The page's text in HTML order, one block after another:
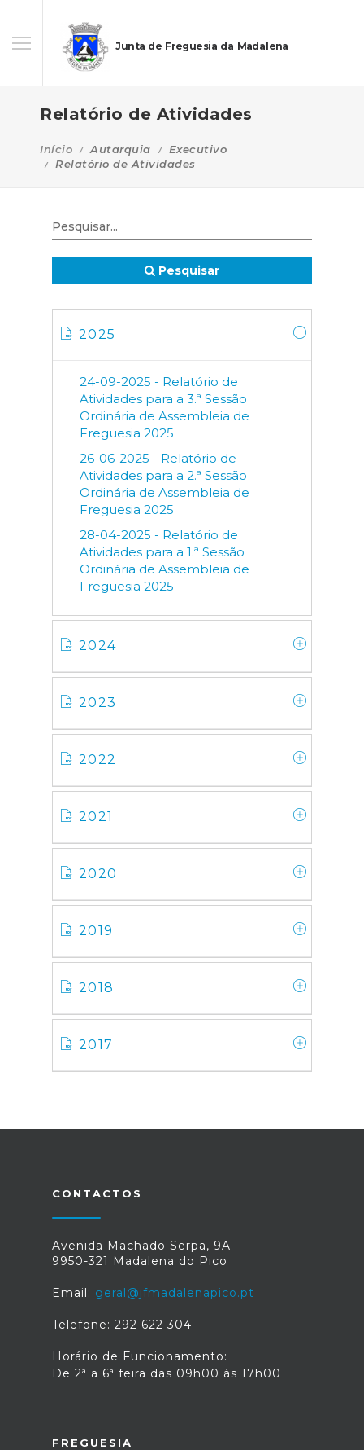
Junta de Freguesia da Madalena
Relatório de Atividades
Início Autarquia
Executivo
Relatório de Atividades
Pesquisar
2025
24-09-2025 - Relatório de
Atividades para a 3.ª Sessão
Ordinária de Assembleia de
Freguesia 2025
26-06-2025 - Relatório de
Atividades para a 2.ª Sessão
Ordinária de Assembleia de
Freguesia 2025
28-04-2025 - Relatório de
Atividades para a 1.ª Sessão
Ordinária de Assembleia de
Freguesia 2025
2024
2023
2022
2021
2020
2019
2018
2017
CONTACTOS
Avenida Machado Serpa, 9A
9950-321 Madalena do Pico
Email: geral@jfmadalenapico.pt
Telefone: 292 622 304
Horário de Funcionamento:
De 2ª a 6ª feira das 09h00 às 17h00
FREGUESIA